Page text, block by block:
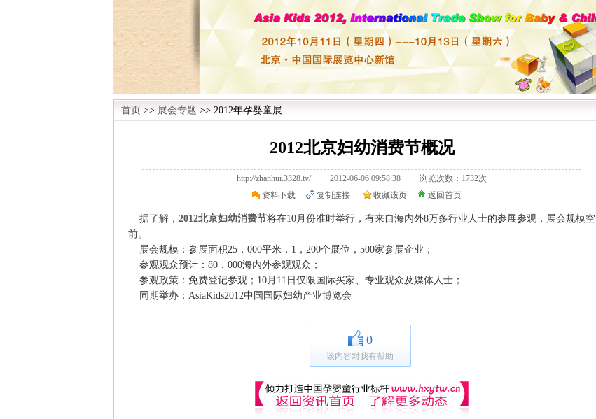
首页 >> 展会专题 >> 2012年孕婴童展
2012北京妇幼消费节概况
http://zhanhui.3328.tv/ 2012-06-06 09:58:38 浏览次数：1732次
资料下载
复制连接 收藏该页 返回首页
据了解， 2012北京妇幼消费节将在10月份准时举行，有来自海内外8万多行业人士的参展参观，展会规模空
前。
展会规模：参展面积25，000平米，1，200个展位，500家参展企业；
参观观众预计：80，000海内外参观观众；
参观政策：免费登记参观；10月11日仅限国际买家、专业观众及媒体人士；
同期举办：AsiaKids2012中国国际妇幼产业博览会
0
该内容对我有帮助